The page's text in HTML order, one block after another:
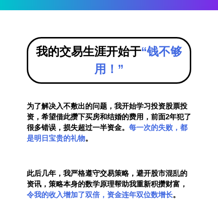
我的交易生涯开始于“钱不够
用！”
为了解决入不敷出的问题，我开始学习投资股票投
资，希望借此攒下买房和结婚的费用，前面2年犯了
很多错误，损失超过一半资金。 每一次的失败，都
是明日宝贵的礼物。
此后几年，我严格遵守交易策略，避开股市混乱的
资讯，策略本身的数学原理帮助我重新积攒财富，
令我的收入增加了双倍，资金连年双位数增长。